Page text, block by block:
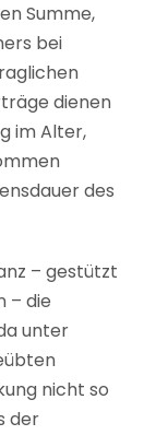
Summe,
bei
dienen
im Alter,
des
– gestützt
– die
unter
nicht so
der